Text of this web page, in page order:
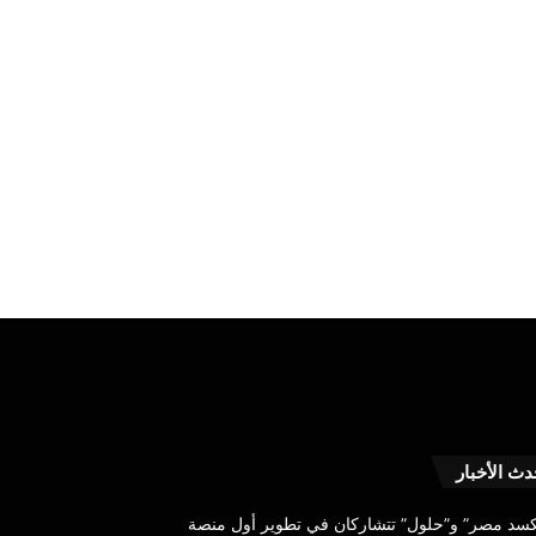
الأخبار
مصر” و”حلول” تتشاركان في تطوير أول منصة